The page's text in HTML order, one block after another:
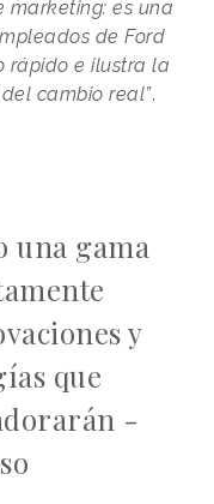
marketing: es una
de Ford
rápido e ilustra la
cambio real”.
una gama
y
que
-